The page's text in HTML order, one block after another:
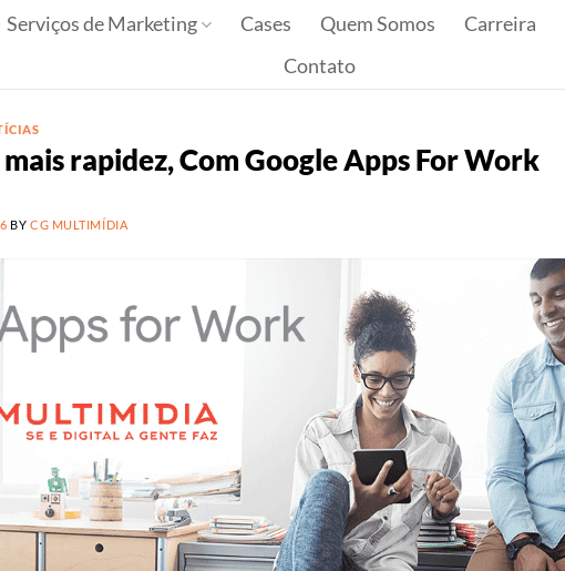
Serviços de Marketing Cases Quem Somos Carreira
Contato
mais rapidez, Com Google Apps For Work
BY CG MULTIMÍDIA